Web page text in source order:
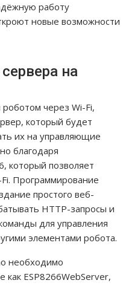
работу
новые возможности
на
через Wi-Fi,
который будет
их на управляющие
благодаря
который позволяет
Программирование
простого веб-
HTTP-запросы и
для управления
элементами робота.
необходимо
как ESP8266WebServer,